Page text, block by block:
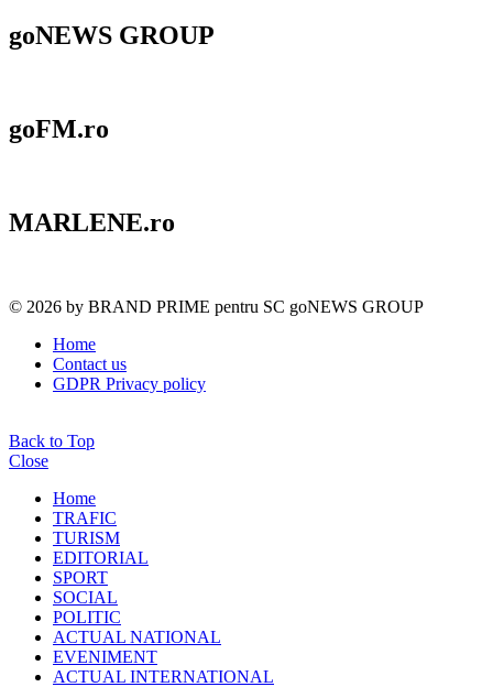
goNEWS GROUP
goFM.ro
MARLENE.ro
© 2026 by BRAND PRIME pentru SC goNEWS GROUP
Home
Contact us
GDPR Privacy policy
Back to Top
Close
Home
TRAFIC
TURISM
EDITORIAL
SPORT
SOCIAL
POLITIC
ACTUAL NATIONAL
EVENIMENT
ACTUAL INTERNATIONAL